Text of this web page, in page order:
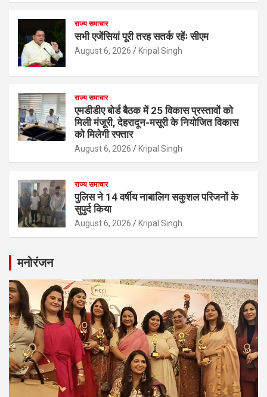
राज्य समाचार
सभी एजेंसियां पूरी तरह सतर्क रहेंः सीएम
August 6, 2026 Kripal Singh
राज्य समाचार
एमडीडीए बोर्ड बैठक में 25 विकास प्रस्तावों को
मिली मंजूरी, देहरादून-मसूरी के नियोजित विकास
को मिलेगी रफ्तार
August 6, 2026 Kripal Singh
राज्य समाचार
पुलिस ने 14 वर्षीय नाबालिग सकुशल परिजनों के
सुपुर्द किया
August 6, 2026 Kripal Singh
मनोरंजन